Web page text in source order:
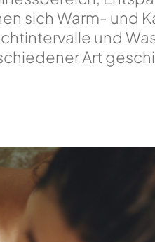
sich Warm- und
und
Art